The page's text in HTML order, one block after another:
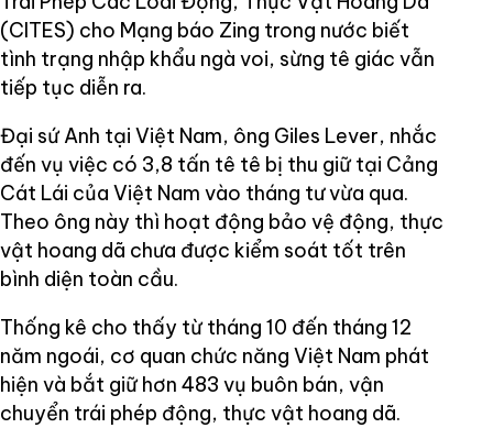
(CITES) cho Mạng báo Zing trong nước biết
tình trạng nhập khẩu ngà voi, sừng tê giác vẫn
tiếp tục diễn ra.
Đại sứ Anh tại Việt Nam, ông Giles Lever, nhắc
đến vụ việc có 3,8 tấn tê tê bị thu giữ tại Cảng
Cát Lái của Việt Nam vào tháng tư vừa qua.
Theo ông này thì hoạt động bảo vệ động, thực
vật hoang dã chưa được kiểm soát tốt trên
bình diện toàn cầu.
Thống kê cho thấy từ tháng 10 đến tháng 12
năm ngoái, cơ quan chức năng Việt Nam phát
hiện và bắt giữ hơn 483 vụ buôn bán, vận
chuyển trái phép động, thực vật hoang dã.